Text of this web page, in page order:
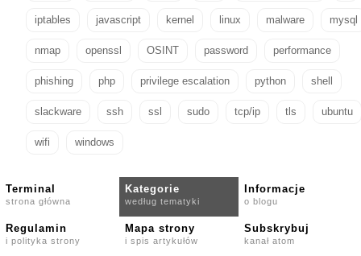
iptables javascript kernel linux malware mysql
nmap openssl OSINT password performance
phishing php privilege escalation python shell
slackware ssh ssl sudo tcp/ip tls ubuntu
wifi windows
Terminal
strona główna
Kategorie
według tematyki
Informacje
o blogu
Regulamin
i polityka strony
Mapa strony
i spis artykułów
Subskrybuj
kanał atom